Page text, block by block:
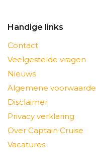
Handige links
Contact
Veelgestelde vragen
Nieuws
Algemene
Disclaimer
Privacy verklaring
Over Captain Cruise
Vacatures